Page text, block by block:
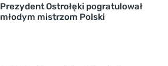
Prezydent Ostrołęki pogratulował
młodym mistrzom Polski